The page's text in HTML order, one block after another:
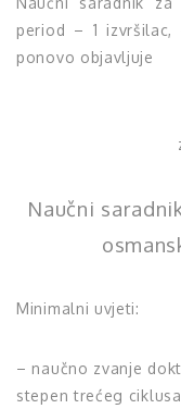
period – 1 izvršilac,
ponovo objavljuje
Naučni
Minimalni uvjeti:
– naučno zvanje
stepen trećeg